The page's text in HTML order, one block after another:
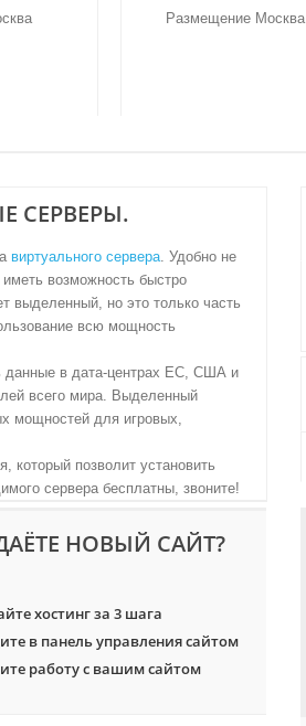
Размещение Москва
СЕРВЕРЫ.
виртуального сервера. Удобно не
возможность быстро
выделенный, но это только часть
всю мощность
данные в дата-центрах ЕС, США и
всего мира. Выделенный
мощностей для игровых,
который позволит установить
сервера бесплатны, звоните!
НОВЫЙ САЙТ?
хостинг за 3 шага
в панель управления сайтом
работу с вашим сайтом